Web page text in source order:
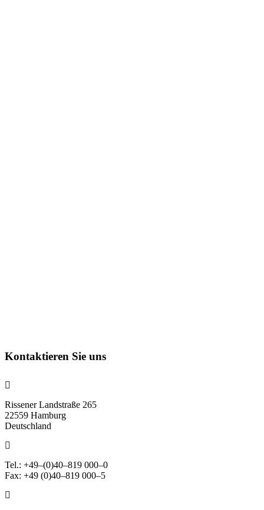
Kontaktieren Sie uns
Rissener Landstraße 265
22559 Hamburg
Deutschland
Tel.: +49–(0)40–819 000–0
Fax: +49 (0)40–819 000–5